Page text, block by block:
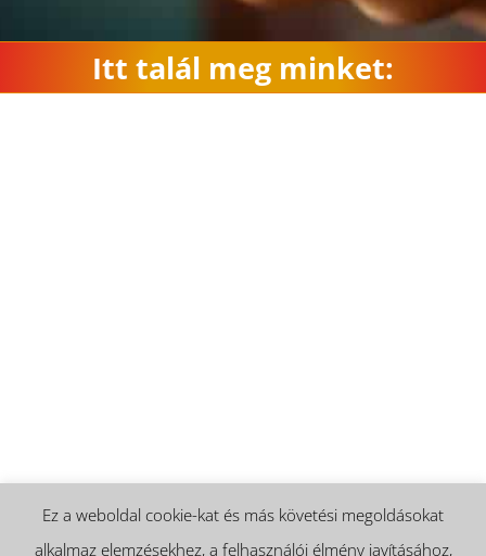
Itt talál meg minket:
Ez a weboldal cookie-kat és más követési megoldásokat
alkalmaz elemzésekhez, a felhasználói élmény javításához,